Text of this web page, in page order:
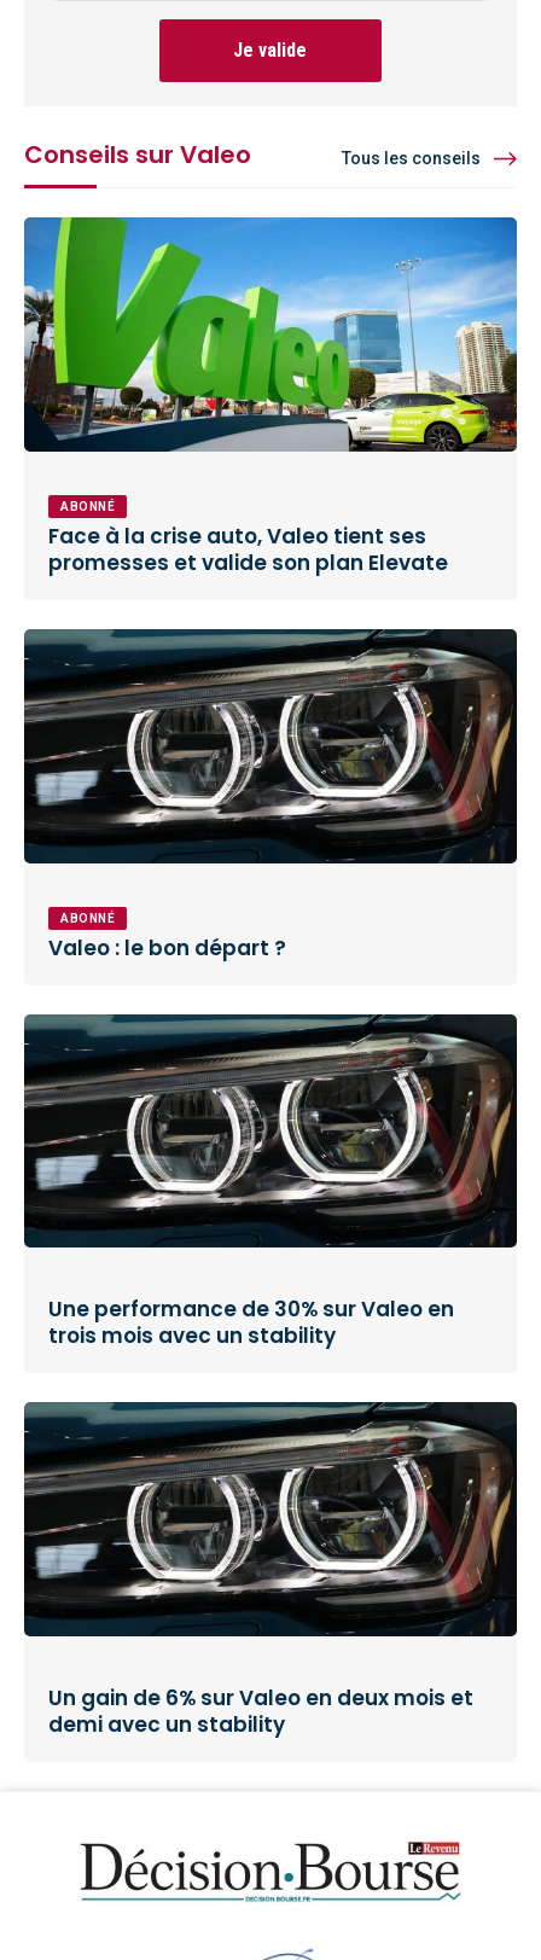
Je valide
Conseils sur Valeo Tous les conseils
ABONNÉ
Face à la crise auto, Valeo tient ses
promesses et valide son plan Elevate
ABONNÉ
Valeo : le bon départ ?
Une performance de 30% sur Valeo en
trois mois avec un stability
Un gain de 6% sur Valeo en deux mois et
demi avec un stability